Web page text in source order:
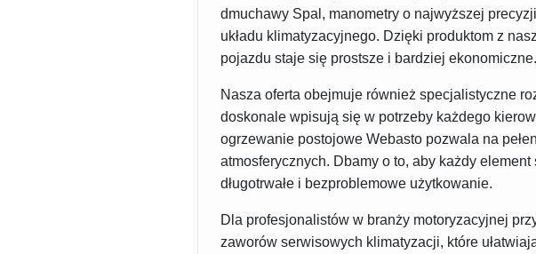
dmuchawy Spal, manometry o najwyższej
układu klimatyzacyjnego. Dzięki produktom z
pojazdu staje się prostsze i bardziej ekonomiczne.
Nasza oferta obejmuje również specjalistyczne
doskonale wpisują się w potrzeby każdego
ogrzewanie postojowe Webasto pozwala na
atmosferycznych. Dbamy o to, aby każdy
długotrwałe i bezproblemowe użytkowanie.
Dla profesjonalistów w branży motoryzacyjnej
zaworów serwisowych klimatyzacji, które